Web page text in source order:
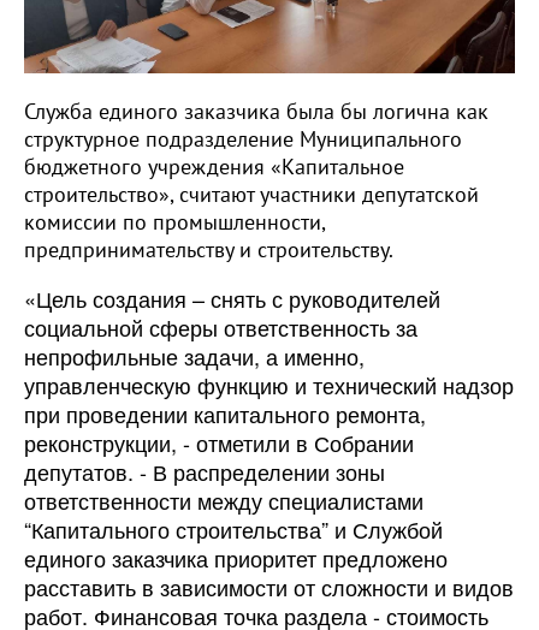
Служба единого заказчика была бы логична как
структурное подразделение Муниципального
бюджетного учреждения «Капитальное
строительство», считают участники депутатской
комиссии по промышленности,
предпринимательству и строительству.
«Цель создания – снять с руководителей
социальной сферы ответственность за
непрофильные задачи, а именно,
управленческую функцию и технический надзор
при проведении капитального ремонта,
реконструкции, - отметили в Собрании
депутатов. - В распределении зоны
ответственности между специалистами
“Капитального строительства” и Службой
единого заказчика приоритет предложено
расставить в зависимости от сложности и видов
работ. Финансовая точка раздела - стоимость